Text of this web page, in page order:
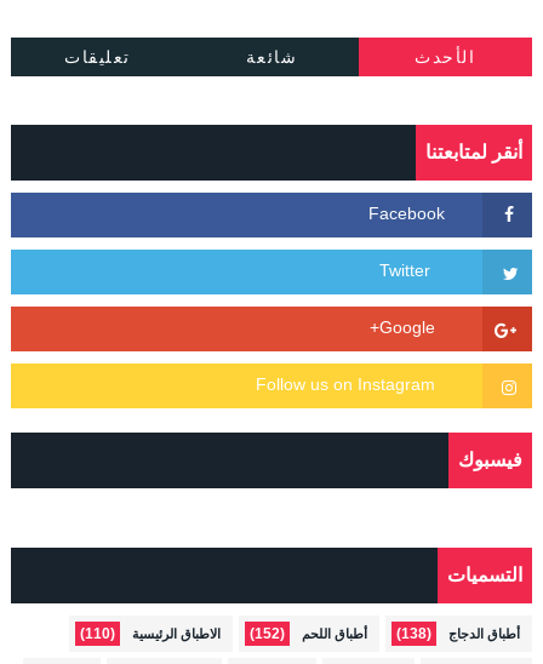
الأحدث شائعة تعليقات
أنقر لمتابعتنا
فيسبوك
التسميات
أطباق الدجاج (138) أطباق اللحم (152) الاطباق الرئيسية (110)